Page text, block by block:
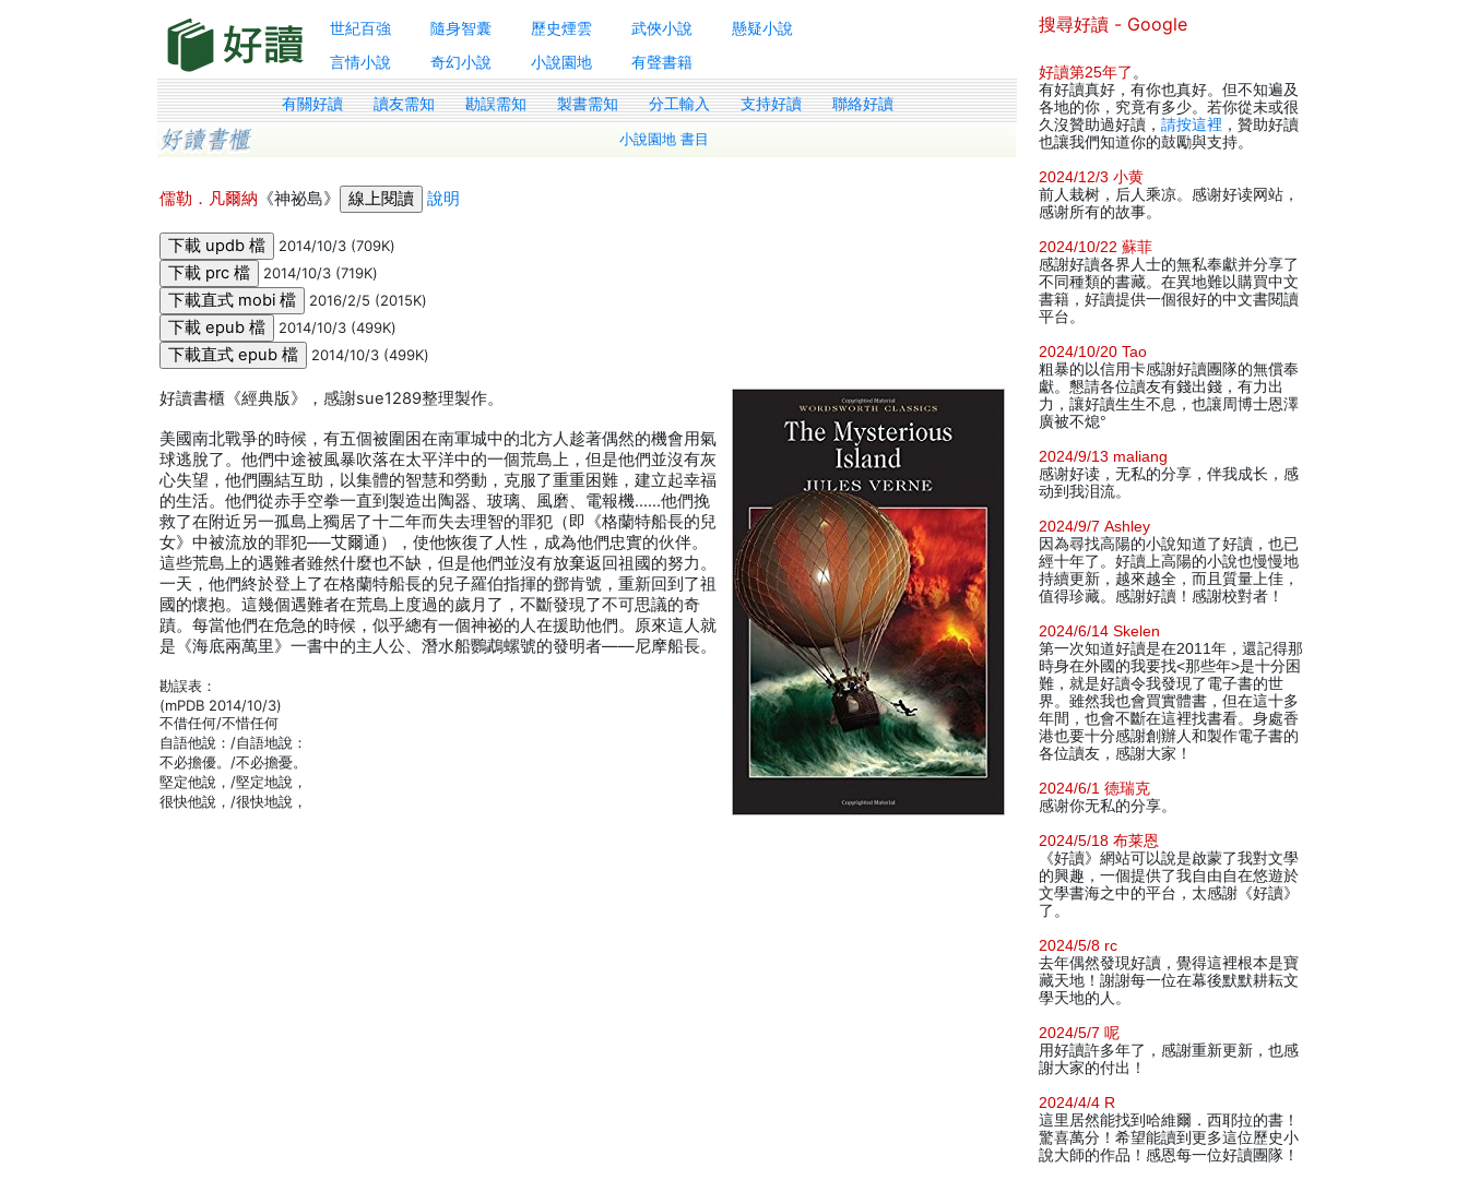
世紀百強 隨身智囊 歷史煙雲 武俠小說
懸疑小說
言情小說
奇幻小說 小說園地 有聲書籍
有關好讀 讀友需知 勘誤需知 製書需知 分工輸入 支持好讀 聯絡好讀
小說園地 書目
儒勒．凡爾納 《神祕島》 說明
2014/10/3 (709K)
2014/10/3 (719K)
2016/2/5 (2015K)
2014/10/3 (499K)
2014/10/3 (499K)
好讀書櫃《經典版》，感謝sue1289整理製作。
美國南北戰爭的時候，有五個被圍困在南軍城中的北方人趁著偶然的機會用氣
球逃脫了。他們中途被風暴吹落在太平洋中的一個荒島上，但是他們並沒有灰
心失望，他們團結互助，以集體的智慧和勞動，克服了重重困難，建立起幸福
的生活。他們從赤手空拳一直到製造出陶器、玻璃、風磨、電報機……他們挽
救了在附近另一孤島上獨居了十二年而失去理智的罪犯（即《格蘭特船長的兒
女》中被流放的罪犯──艾爾通），使他恢復了人性，成為他們忠實的伙伴。
這些荒島上的遇難者雖然什麼也不缺，但是他們並沒有放棄返回祖國的努力。
一天，他們終於登上了在格蘭特船長的兒子羅伯指揮的鄧肯號，重新回到了祖
國的懷抱。這幾個遇難者在荒島上度過的歲月了，不斷發現了不可思議的奇
蹟。每當他們在危急的時候，似乎總有一個神祕的人在援助他們。原來這人就
是《海底兩萬里》一書中的主人公、潛水船鸚鵡螺號的發明者——尼摩船長。
勘誤表：
(mPDB 2014/10/3)
不借任何/不惜任何
自語他說：/自語地說：
不必擔優。/不必擔憂。
堅定他說，/堅定地說，
很快他說，/很快地說，
搜尋好讀 - Google
好讀第25年了 。
有好讀真好，有你也真好。但不知遍及
各地的你，究竟有多少。若你從未或很
久沒贊助過好讀， 請按這裡 ，贊助好讀
也讓我們知道你的鼓勵與支持。
2024/12/3 小黄
前人栽树，后人乘凉。感谢好读网站，
感谢所有的故事。
2024/10/22 蘇菲
感謝好讀各界人士的無私奉獻并分享了
不同種類的書藏。在異地難以購買中文
書籍，好讀提供一個很好的中文書閱讀
平台。
2024/10/20 Tao
粗暴的以信用卡感謝好讀團隊的無償奉
獻。懇請各位讀友有錢出錢，有力出
力，讓好讀生生不息，也讓周博士恩澤
廣被不熄°
2024/9/13 maliang
感谢好读，无私的分享，伴我成长，感
动到我泪流。
2024/9/7 Ashley
因為尋找高陽的小說知道了好讀，也已
經十年了。好讀上高陽的小說也慢慢地
持續更新，越來越全，而且質量上佳，
值得珍藏。感謝好讀！感謝校對者！
2024/6/14 Skelen
第一次知道好讀是在2011年，還記得那
時身在外國的我要找<那些年>是十分困
難，就是好讀令我發現了電子書的世
界。雖然我也會買實體書，但在這十多
年間，也會不斷在這裡找書看。身處香
港也要十分感謝創辦人和製作電子書的
各位讀友，感謝大家！
2024/6/1 德瑞克
感谢你无私的分享。
2024/5/18 布莱恩
《好讀》網站可以說是啟蒙了我對文學
的興趣，一個提供了我自由自在悠遊於
文學書海之中的平台，太感謝《好讀》
了。
2024/5/8 rc
去年偶然發現好讀，覺得這裡根本是寶
藏天地！謝謝每一位在幕後默默耕耘文
學天地的人。
2024/5/7 呢
用好讀許多年了，感謝重新更新，也感
謝大家的付出！
2024/4/4 R
這里居然能找到哈維爾．西耶拉的書！
驚喜萬分！希望能讀到更多這位歷史小
說大師的作品！感恩每一位好讀團隊！